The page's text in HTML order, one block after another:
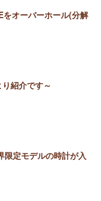
をオーバーホール(分解
紹介です～
限定モデルの時計が入